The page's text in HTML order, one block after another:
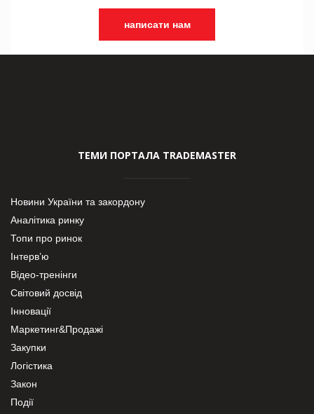
написати нам
ТЕМИ ПОРТАЛА TRADEMASTER
Новини України та закордону
Аналітика ринку
Топи про ринок
Інтерв’ю
Відео-тренінги
Світовий досвід
Інновації
Маркетинг&Продажі
Закупки
Логістика
Закон
Події